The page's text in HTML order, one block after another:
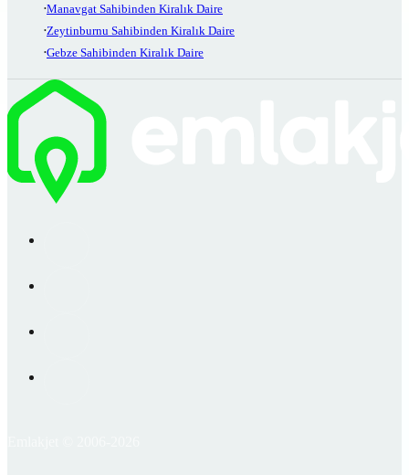
Manavgat Sahibinden Kiralık Daire
Zeytinburnu Sahibinden Kiralık Daire
Gebze Sahibinden Kiralık Daire